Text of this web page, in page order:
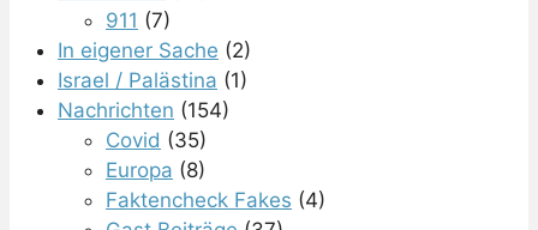
911 (7)
In eigener Sache (2)
Israel / Palästina (1)
Nachrichten (154)
Covid (35)
Europa (8)
Faktencheck Fakes (4)